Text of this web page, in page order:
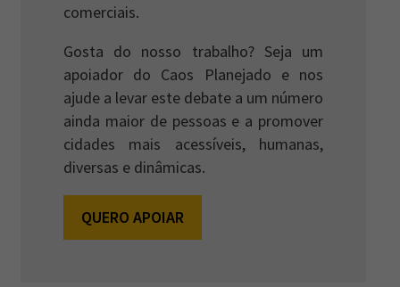
comerciais.
Gosta do nosso trabalho? Seja um
apoiador do Caos Planejado e nos
ajude a levar este debate a um número
ainda maior de pessoas e a promover
cidades mais acessíveis, humanas,
diversas e dinâmicas.
QUERO APOIAR